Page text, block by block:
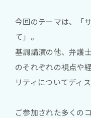
今回のテーマは、「
て」。
基調講演の他、弁護
のそれぞれの視点や
リティについてディ
ご参加された多くの